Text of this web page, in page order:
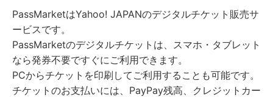
PassMarketはYahoo! JAPANのデジタルチケット販売サ
ービスです。
PassMarketのデジタルチケットは、スマホ・タブレット
なら発券不要ですぐにご利用できます。
PCからチケットを印刷してご利用することも可能です。
チケットのお支払いには、PayPay残高、クレジットカー